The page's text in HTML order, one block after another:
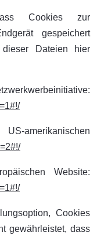
Cookies zur
gespeichert
Dateien hier
amerikanischen
Website:
Cookies
gewährleistet, dass